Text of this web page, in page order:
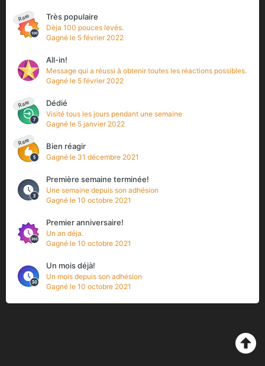
Rare Très populaire
Dèja 100 pouces levés.
Gagné le 5 février 2022
All-in!
Message qui a réussi à obtenir toutes les réactions possibles.
Gagné le 5 février 2022
Rare Dédié
Visité tous les jours pendant une semaine
Gagné le 5 janvier 2022
Rare Bien réagir
Gagné le 31 décembre 2021
Première semaine terminée!
Une semaine depuis son adhésion
Gagné le 10 octobre 2021
Premier anniversaire!
Un an déja.
Gagné le 10 octobre 2021
Un mois déjà!
Un mois depuis son adhésion
Gagné le 10 octobre 2021